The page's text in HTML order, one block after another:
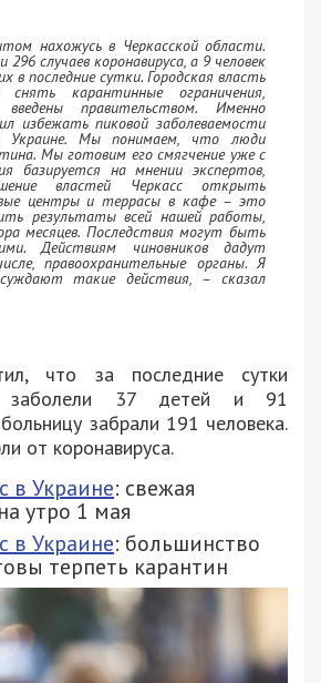
нахожусь в Черкасской области.
296 случаев коронавируса, а 9 человек
в последние сутки. Городская власть
снять карантинные ограничения,
правительством. Именно
избежать пиковой заболеваемости
Украине. Мы понимаем, что люди
Мы готовим его смягчение уже с
базируется на мнении экспертов,
властей Черкасс открыть
центры и террасы в кафе – это
результаты всей нашей работы,
месяцев. Последствия могут быть
Действиям чиновников дадут
правоохранительные органы. Я
такие действия, – сказал
что за последние сутки
заболели 37 детей и 91
забрали 191 человека.
от коронавируса.
в Украине: свежая
утро 1 мая
в Украине: большинство
терпеть карантин